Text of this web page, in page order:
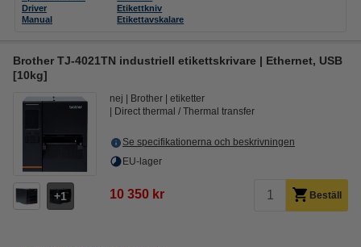
Driver
Manual
Etikettkniv
Etikettavskalare
Brother TJ-4021TN industriell etikettskrivare | Ethernet, USB
[10kg]
1
nej Brother
etiketter
Direct thermal / Thermal transfer
Se specifikationerna och beskrivningen
EU-lager
10 350 kr Beställ